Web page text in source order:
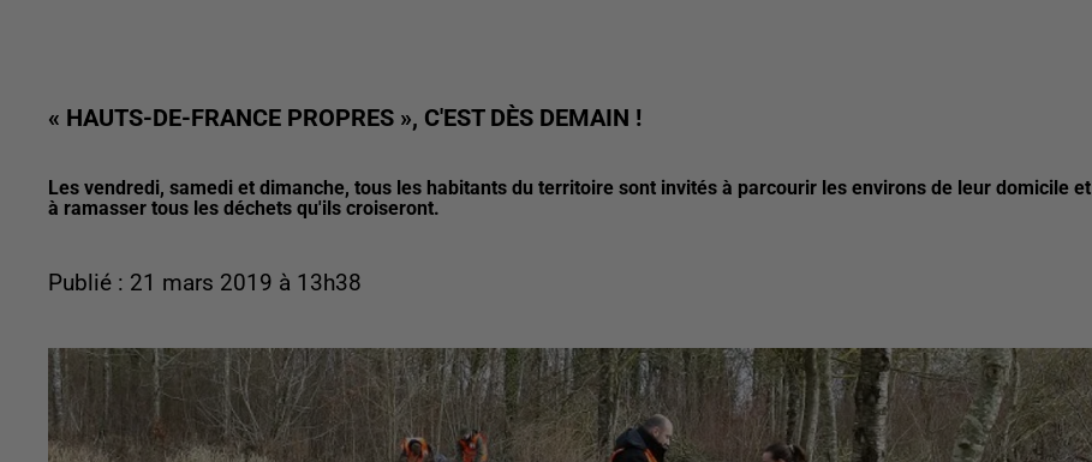
« HAUTS-DE-FRANCE PROPRES », C'EST DÈS DEMAIN !
Les vendredi, samedi et dimanche, tous les habitants du territoire sont invités à parcourir les environs de leur domicile et
à ramasser tous les déchets qu'ils croiseront.
Publié : 21 mars 2019 à 13h38